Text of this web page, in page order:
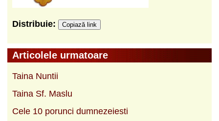
Distribuie: Copiază link
Articolele urmatoare
Taina Nuntii
Taina Sf. Maslu
Cele 10 porunci dumnezeiesti